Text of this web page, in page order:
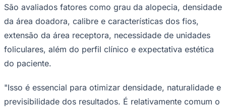
São Paulo
São avaliados fatores como grau da alopecia, densidade
da área doadora, calibre e características dos fios,
extensão da área receptora, necessidade de unidades
foliculares, além do perfil clínico e expectativa estética
do paciente.
"Isso é essencial para otimizar densidade, naturalidade e
previsibilidade dos resultados. É relativamente comum o